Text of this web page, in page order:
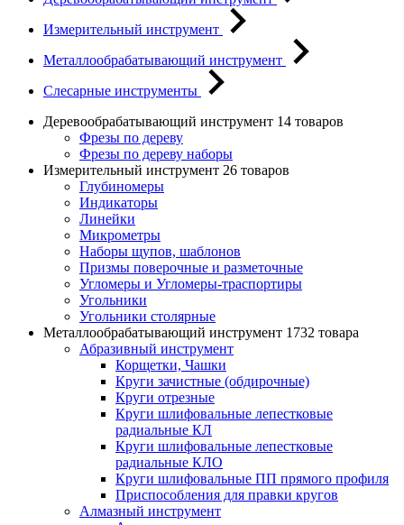
Измерительный инструмент
Металлообрабатывающий инструмент
Слесарные инструменты
Деревообрабатывающий инструмент 14 товаров
Фрезы по дереву
Фрезы по дереву наборы
Измерительный инструмент 26 товаров
Глубиномеры
Индикаторы
Линейки
Микрометры
Наборы щупов, шаблонов
Призмы поверочные и разметочные
Угломеры и Угломеры-траспортиры
Угольники
Угольники столярные
Металлообрабатывающий инструмент 1732 товара
Абразивный инструмент
Корщетки, Чашки
Круги зачистные (обдирочные)
Круги отрезные
Круги шлифовальные лепестковые
радиальные КЛ
Круги шлифовальные лепестковые
радиальные КЛО
Круги шлифовальные ПП прямого профиля
Приспособления для правки кругов
Алмазный инструмент